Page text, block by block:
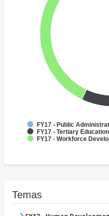
FY17 - Public
FY17 - Tertiary Education
FY17 - Workforce
Temas